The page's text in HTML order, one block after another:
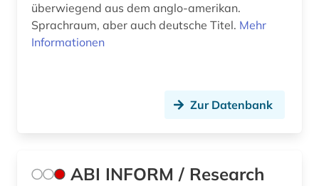
benchmarking (1)
bergbau (4)
überwiegend aus dem anglo-amerikan.
Sprachraum, aber auch deutsche Titel. Mehr
Informationen
Zur Datenbank
ABI INFORM / Research